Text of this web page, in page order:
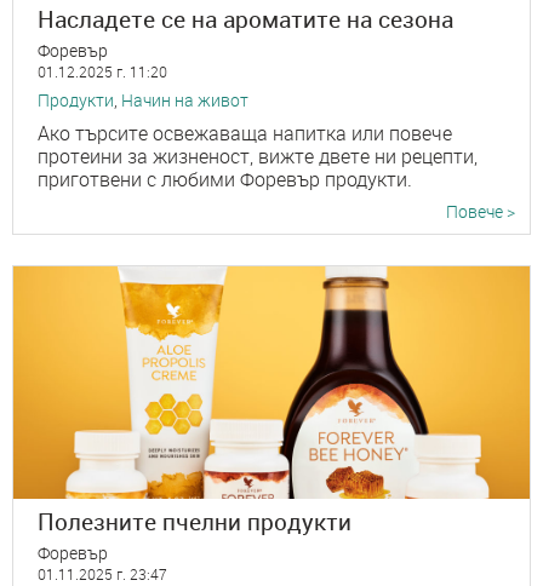
Насладете се на ароматите на сезона
Форевър
01.12.2025 г. 11:20
Продукти, Начин на живот
Ако търсите освежаваща напитка или повече
протеини за жизненост, вижте двете ни рецепти,
приготвени с любими Форевър продукти.
Повече >
Полезните пчелни продукти
Форевър
01.11.2025 г. 23:47